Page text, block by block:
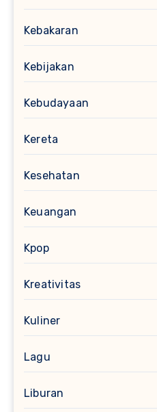
Kebakaran
Kebijakan
Kebudayaan
Kereta
Kesehatan
Keuangan
Kpop
Kreativitas
Kuliner
Lagu
Liburan